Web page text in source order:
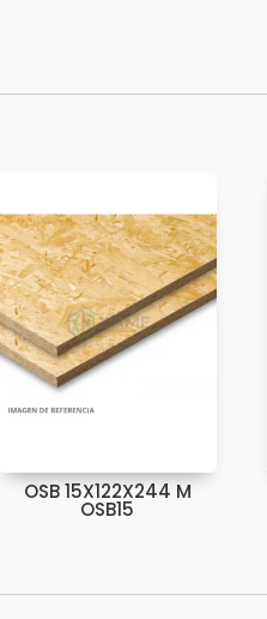
OSB 15X122X244 M
OSB15